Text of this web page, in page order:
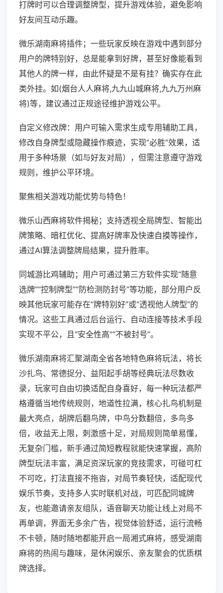
打牌时可以合理调整牌型，提升游戏体验，避免影响
好友间互动乐趣。
微乐湖南麻将插件；一些玩家反映在游戏中遇到部分
用户的牌特别好，总是能拿到好牌，甚至好像能看到
其他人的牌一样，由此怀疑是不是有挂？确实存在此
类外挂。如(烟台人人麻将,九九山城麻将,九九万州麻
将)等，建议通过正规途径维护游戏公平。
自定义修改牌：用户可输入需求生成专用辅助工具，
修改自身牌型或隐藏操作痕迹，实现“必胜”效果，适
用于多种场景（如与好友对局），但需注意遵守游戏
规则，维护公平环境。
聚焦相关游戏功能优势与特色！
微乐山西麻将软件揭秘；支持透视全局牌型、智能出
牌策略、暗杠优化、提高好牌率及快速自摸等操作，
通过AI算法调整牌局结果，提升胜率。
同城游比鸡辅助；用户可通过第三方软件实现“随意
选牌”“控制牌型”“防检测防封号”等功能，部分用户反
映其他玩家可能存在“牌特别好”或“透视他人牌型”的
情况。这些工具通过后台运行、自动连接等技术手段
实现不平公，且“安全性高”“不被封号”。
微乐湖南麻将汇聚湖南全省各地特色麻将玩法，将长
沙扎鸟、常德捉分、益阳起手胡等经典玩法尽数收
录，玩家可自由切换适配自身喜好，每一种玩法都严
格遵循当地传统规则，地道性拉满，核心扎鸟机制是
最大亮点，胡牌后翻鸟牌，中鸟分数翻倍，多鸟多
倍，收益无上限，刺激感十足，对局规则简单易懂，
无复杂门槛，新手通过简短教程就能快速掌握，高阶
牌型玩法丰富，满足资深玩家的竞技需求，可碰可杠
不可吃，打法直接不拖沓，对局节奏轻快，适配现代
娱乐节奏，支持多人实时联机对战，可匹配同城牌
友，也能邀请亲友组队，语音聊天功能让线上对局不
再单调，界面无多余广告，视觉体验舒适，运行流畅
不卡顿，随时随地都能开启一局湘式麻将，感受湖南
麻将的热闹与趣味，是休闲娱乐、亲友聚会的优质棋
牌选择。